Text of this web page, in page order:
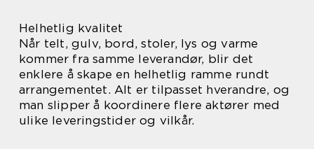
Helhetlig kvalitet
Når telt, gulv, bord, stoler, lys og varme
kommer fra samme leverandør, blir det
enklere å skape en helhetlig ramme rundt
arrangementet. Alt er tilpasset hverandre, og
man slipper å koordinere flere aktører med
ulike leveringstider og vilkår.